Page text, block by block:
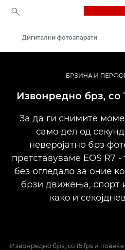
Дигитални фотоапарати
БРЗИНА И
Извонредно брз, со
За да ги снимите
само дел од
неверојатно брз
претставуваме EOS R7
без огледало за оние
брзи движења, спорт
како и
Извонредно брз, со 15 fps и повеќе